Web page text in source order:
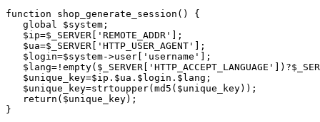
function shop_generate_session() {
   global $system;
   $ip=$_SERVER['REMOTE_ADDR'];
   $ua=$_SERVER['HTTP_USER_AGENT'];
   $login=$system->user['username'];
   $unique_key=$ip.$ua.$login.$lang;
   $unique_key=strtoupper(md5($unique_key));
   return($unique_key);
}